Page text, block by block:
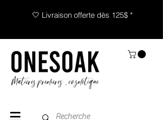
🤍 Livraison offerte dès 125$ *